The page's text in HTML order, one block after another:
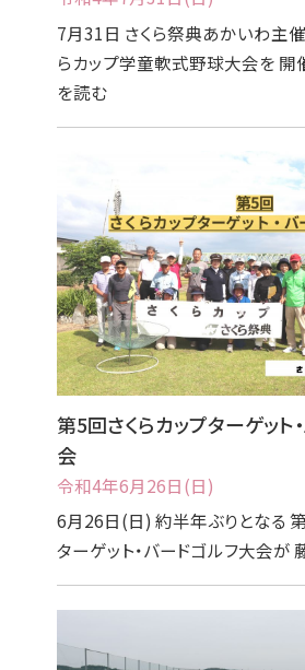
7月31日 さくら祭典あかいわ主催
らカップ学童軟式野球大会を 開
を読む
第5回さくらカップターゲット
会
令和4年6月26日(日)
6月26日(日) 約半年ぶりとなる
ターゲット・バードゴルフ大会が